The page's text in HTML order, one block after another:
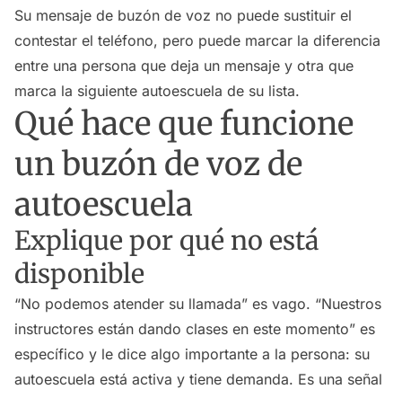
Su mensaje de buzón de voz no puede sustituir el
contestar el teléfono, pero puede marcar la diferencia
entre una persona que deja un mensaje y otra que
marca la siguiente autoescuela de su lista.
Qué hace que funcione
un buzón de voz de
autoescuela
Explique por qué no está
disponible
“No podemos atender su llamada” es vago. “Nuestros
instructores están dando clases en este momento” es
específico y le dice algo importante a la persona: su
autoescuela está activa y tiene demanda. Es una señal